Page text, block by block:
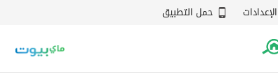
الإعدادات حمل التطبيق